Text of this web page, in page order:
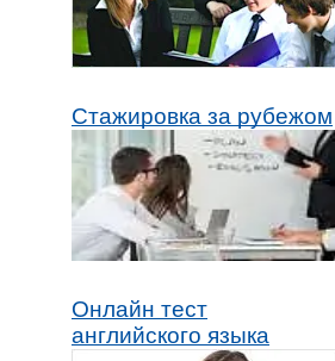
Стажировка за рубежом
Онлайн тест
английского языка